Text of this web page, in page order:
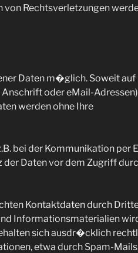
von Rechtsverletzungen
Daten m�glich. Soweit auf
oder eMail-Adressen)
werden ohne Ihre
bei der Kommunikation per
Daten vor dem Zugriff
Kontaktdaten durch
Informationsmaterialien
sich ausdr�cklich
etwa durch Spam-